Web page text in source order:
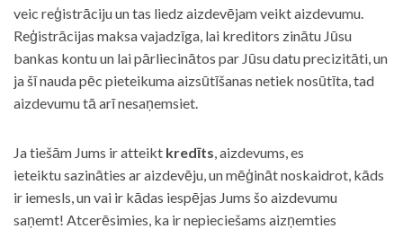
veic reģistrāciju un tas liedz aizdevējam veikt aizdevumu.
Reģistrācijas maksa vajadzīga, lai kreditors zinātu Jūsu
bankas kontu un lai pārliecinātos par Jūsu datu precizitāti, un
ja šī nauda pēc pieteikuma aizsūtīšanas netiek nosūtīta, tad
aizdevumu tā arī nesaņemsiet.
Ja tiešām Jums ir atteikt kredīts, aizdevums, es
ieteiktu sazināties ar aizdevēju, un mēģināt noskaidrot, kāds
ir iemesls, un vai ir kādas iespējas Jums šo aizdevumu
saņemt! Atcerēsimies, ka ir nepieciešams aizņemties